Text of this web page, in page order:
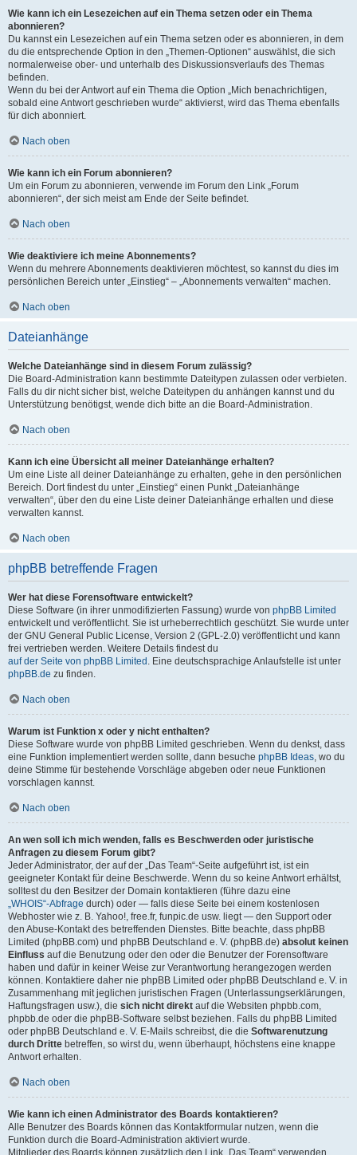
Wie kann ich ein Lesezeichen auf ein Thema setzen oder ein Thema
abonnieren?
Du kannst ein Lesezeichen auf ein Thema setzen oder es abonnieren, in dem
du die entsprechende Option in den „Themen-Optionen“ auswählst, die sich
normalerweise ober- und unterhalb des Diskussionsverlaufs des Themas
befinden.
Wenn du bei der Antwort auf ein Thema die Option „Mich benachrichtigen,
sobald eine Antwort geschrieben wurde“ aktivierst, wird das Thema ebenfalls
für dich abonniert.
Nach oben
Wie kann ich ein Forum abonnieren?
Um ein Forum zu abonnieren, verwende im Forum den Link „Forum
abonnieren“, der sich meist am Ende der Seite befindet.
Nach oben
Wie deaktiviere ich meine Abonnements?
Wenn du mehrere Abonnements deaktivieren möchtest, so kannst du dies im
persönlichen Bereich unter „Einstieg“ – „Abonnements verwalten“ machen.
Nach oben
Dateianhänge
Welche Dateianhänge sind in diesem Forum zulässig?
Die Board-Administration kann bestimmte Dateitypen zulassen oder verbieten.
Falls du dir nicht sicher bist, welche Dateitypen du anhängen kannst und du
Unterstützung benötigst, wende dich bitte an die Board-Administration.
Nach oben
Kann ich eine Übersicht all meiner Dateianhänge erhalten?
Um eine Liste all deiner Dateianhänge zu erhalten, gehe in den persönlichen
Bereich. Dort findest du unter „Einstieg“ einen Punkt „Dateianhänge
verwalten“, über den du eine Liste deiner Dateianhänge erhalten und diese
verwalten kannst.
Nach oben
phpBB betreffende Fragen
Wer hat diese Forensoftware entwickelt?
Diese Software (in ihrer unmodifizierten Fassung) wurde von phpBB Limited
entwickelt und veröffentlicht. Sie ist urheberrechtlich geschützt. Sie wurde unter
der GNU General Public License, Version 2 (GPL-2.0) veröffentlicht und kann
frei vertrieben werden. Weitere Details findest du
auf der Seite von phpBB Limited . Eine deutschsprachige Anlaufstelle ist unter
phpBB.de zu finden.
Nach oben
Warum ist Funktion x oder y nicht enthalten?
Diese Software wurde von phpBB Limited geschrieben. Wenn du denkst, dass
eine Funktion implementiert werden sollte, dann besuche phpBB Ideas, wo du
deine Stimme für bestehende Vorschläge abgeben oder neue Funktionen
vorschlagen kannst.
Nach oben
An wen soll ich mich wenden, falls es Beschwerden oder juristische
Anfragen zu diesem Forum gibt?
Jeder Administrator, der auf der „Das Team“-Seite aufgeführt ist, ist ein
geeigneter Kontakt für deine Beschwerde. Wenn du so keine Antwort erhältst,
solltest du den Besitzer der Domain kontaktieren (führe dazu eine
„WHOIS“-Abfrage durch) oder — falls diese Seite bei einem kostenlosen
Webhoster wie z. B. Yahoo!, free.fr, funpic.de usw. liegt — den Support oder
den Abuse-Kontakt des betreffenden Dienstes. Bitte beachte, dass phpBB
Limited (phpBB.com) und phpBB Deutschland e. V. (phpBB.de) absolut keinen
Einfluss auf die Benutzung oder den oder die Benutzer der Forensoftware
haben und dafür in keiner Weise zur Verantwortung herangezogen werden
können. Kontaktiere daher nie phpBB Limited oder phpBB Deutschland e. V. in
Zusammenhang mit jeglichen juristischen Fragen (Unterlassungserklärungen,
Haftungsfragen usw.), die sich nicht direkt auf die Websiten phpbb.com,
phpbb.de oder die phpBB-Software selbst beziehen. Falls du phpBB Limited
oder phpBB Deutschland e. V. E-Mails schreibst, die die Softwarenutzung
durch Dritte betreffen, so wirst du, wenn überhaupt, höchstens eine knappe
Antwort erhalten.
Nach oben
Wie kann ich einen Administrator des Boards kontaktieren?
Alle Benutzer des Boards können das Kontaktformular nutzen, wenn die
Funktion durch die Board-Administration aktiviert wurde.
Mitglieder des Boards können zusätzlich den Link „Das Team“ verwenden.